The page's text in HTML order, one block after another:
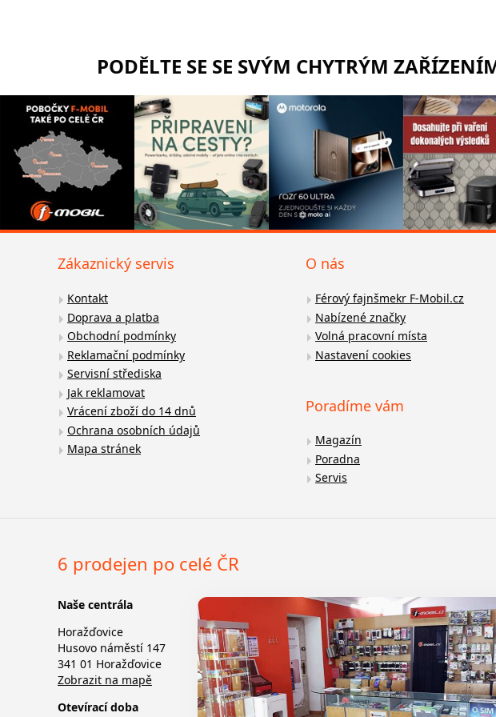
PODĚLTE SE SE SVÝM CHYTRÝM
Zákaznický servis
Kontakt
Doprava a platba
Obchodní podmínky
Reklamační podmínky
Servisní střediska
Jak reklamovat
Vrácení zboží do 14 dnů
Ochrana osobních údajů
Mapa stránek
O nás
Férový fajnšmekr F-Mobil.cz
Nabízené značky
Volná pracovní místa
Nastavení cookies
Poradíme vám
Magazín
Poradna
Servis
6 prodejen po celé ČR
Naše centrála
Horažďovice
Husovo náměstí 147
341 01 Horažďovice
Zobrazit na mapě
Otevírací doba